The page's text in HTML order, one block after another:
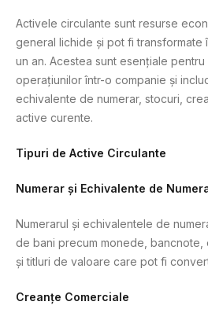
Activele circulante sunt resurse
general lichide și pot fi transformate
un an. Acestea sunt esențiale
operațiunilor într-o companie și
echivalente de numerar, stocuri,
active curente.
Tipuri de Active Circulante
Numerar și Echivalente de
Numerarul și echivalentele de
de bani precum monede, bancnote,
și titluri de valoare care pot fi
Creanțe Comerciale